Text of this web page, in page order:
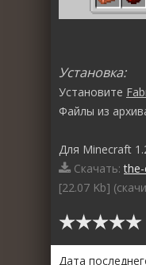
Установка:
Установите
Файлы из
Для Minecraft
Скачать:
[22.07 Kb]
Дата